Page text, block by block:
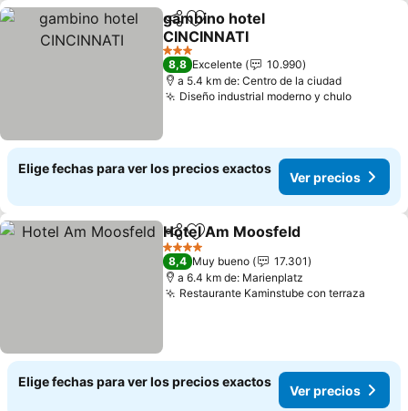
CompartirAgregar a favoritos
gambino hotel
CINCINNATI
Ver precios
3 Estrellas
8,8 Excelente
10.990
a 5.4 km de: Centro de la ciudad
Diseño industrial moderno y chuloVer
Elige fechas para ver los precios exactos
Ver precios
CompartirAgregar a favoritos
Hotel Am Moosfeld
4 Estrellas
8,4 Muy bueno
17.301
a 6.4 km de: Marienplatz
Restaurante Kaminstube con terraza
Elige fechas para ver los precios exactos
Ver precios